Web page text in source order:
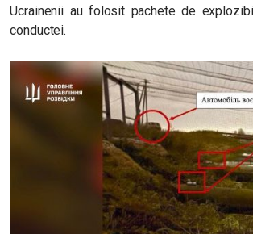
Ucrainenii au folosit pachete de
conductei.